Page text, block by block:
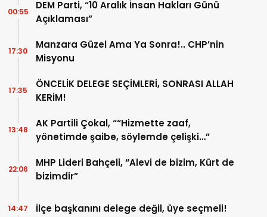
DEM Parti, “10 Aralık İnsan Hakları Günü
Açıklaması”
00:55
Manzara Güzel Ama Ya Sonra!.. CHP’nin
Misyonu
17:30
ÖNCELİK DELEGE SEÇİMLERİ, SONRASI ALLAH
KERİM!
17:35
AK Partili Çokal, ““Hizmette zaaf,
yönetimde şaibe, söylemde çelişki…”
13:48
MHP Lideri Bahçeli, “Alevi de bizim, Kürt de
bizimdir”
22:06
İlçe başkanını delege değil, üye seçmeli!
14:47